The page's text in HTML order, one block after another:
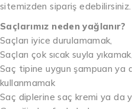
sitemizden sipariş edebilirsiniz.
Saçlarımız neden yağlanır?
Saçları iyice durulamamak,
Saçları çok sıcak suyla yıkamak,
Saç tipine uygun şampuan ya
kullanmamak
Saç diplerine saç kremi ya da